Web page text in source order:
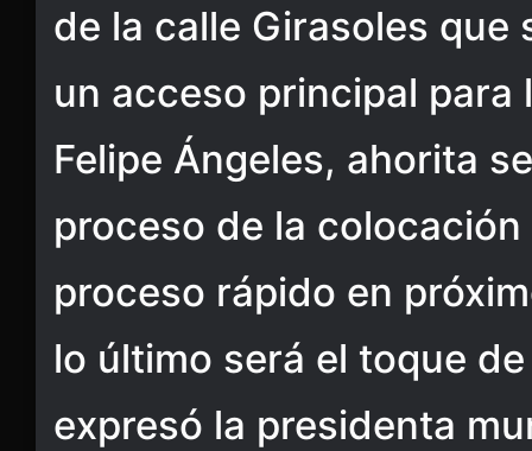
de la calle Girasoles que
un acceso principal para
Felipe Ángeles, ahorita
proceso de la
proceso rápido en
lo último será el toque
expresó la presidenta